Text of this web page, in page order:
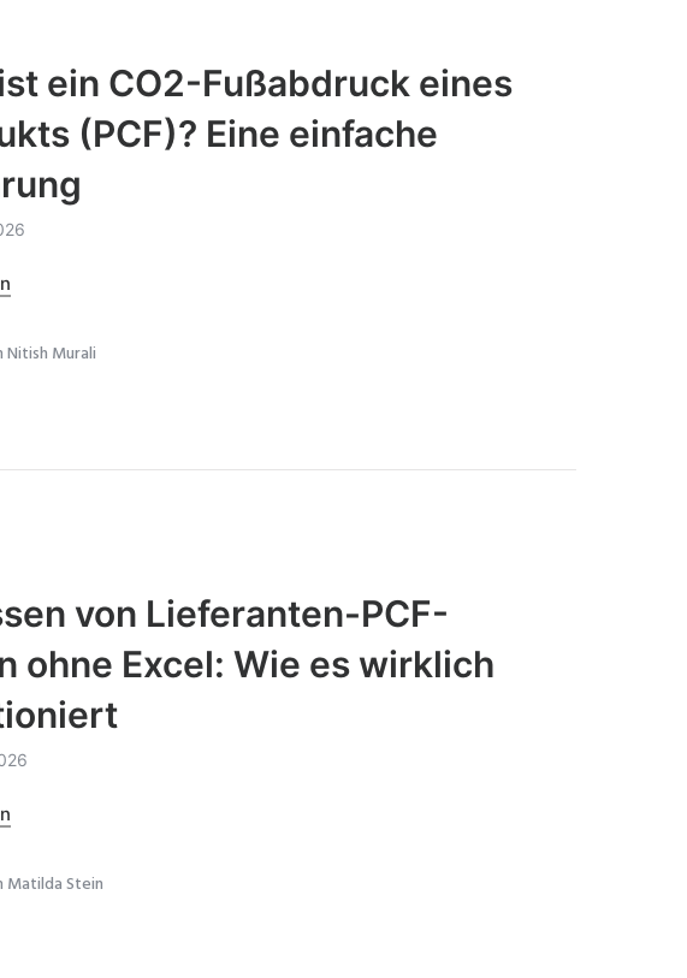
ein CO2-Fußabdruck eines
(PCF)? Eine einfache
Nitish Murali
von Lieferanten-PCF-
ohne Excel: Wie es wirklich
Matilda Stein